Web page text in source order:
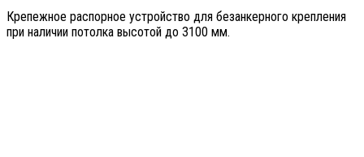
Крепежное распорное устройство для безанкерного крепления
при наличии потолка высотой до 3100 мм.